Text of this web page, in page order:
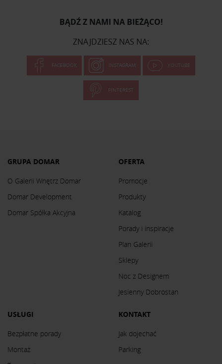
BĄDŹ Z NAMI NA BIEŻĄCO!
ZNAJDZIESZ NAS NA:
FACEBOOK INSTAGRAM YOUTUBE
PINTEREST
GRUPA DOMAR
O Galerii Wnętrz Domar
Domar Development
Domar Spółka Akcyjna
OFERTA
Promocje
Produkty
Katalog
Porady i inspiracje
Plan Galerii
Sklepy
Noc z Designem
Jesienny Dobrostan
USŁUGI
Bezpłatne porady
Montaż
KONTAKT
Jak dojechać
Parking